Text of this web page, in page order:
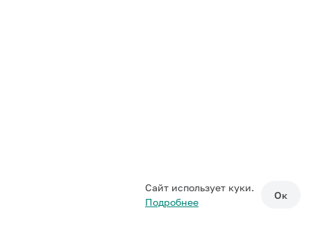
Сайт использует куки.
Подробнее
Ок